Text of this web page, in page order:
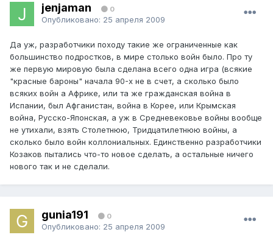
jenjaman 0
Опубликовано: 25 апреля 2009
Да уж, разработчики походу такие же ограниченные как
большинство подростков, в мире столько войн было. Про ту
же первую мировую была сделана всего одна игра (всякие
"красные бароны" начала 90-х не в счет, а сколько было
всяких войн а Африке, или та же гражданская война в
Испании, был Афганистан, война в Корее, или Крымская
война, Русско-Японская, а уж в Средневековье войны вообще
не утихали, взять Столетнюю, Тридцатилетнюю войны, а
сколько было войн коллониальных. Единственно разработчики
Козаков пытались что-то новое сделать, а остальные ничего
нового так и не сделали.
gunia191 0
Опубликовано: 25 апреля 2009